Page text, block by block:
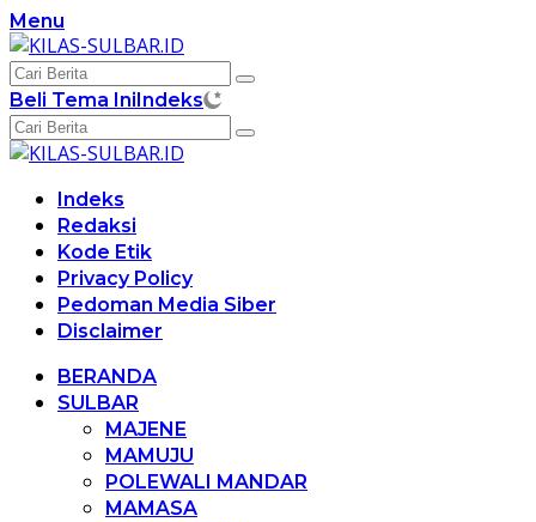
Langsung
ke
konten
Menu
Beli Tema IniIndeks
Indeks
Redaksi
Kode Etik
Privacy Policy
Pedoman Media Siber
Disclaimer
BERANDA
SULBAR
MAJENE
MAMUJU
POLEWALI MANDAR
MAMASA